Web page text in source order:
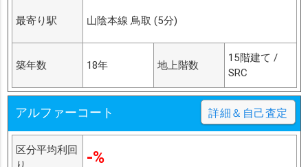
最寄り駅 山陰本線 鳥取 (5分)
築年数 18年 地上階数
15階建て /
SRC
アルファーコート 詳細＆自己査定
区分平均利回
-%